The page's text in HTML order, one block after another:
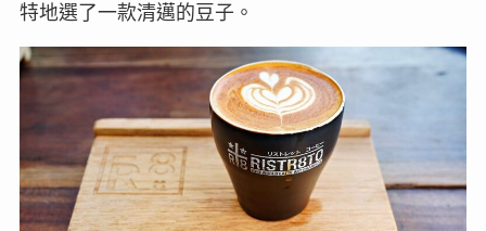
特地選了一款清邁的豆子。